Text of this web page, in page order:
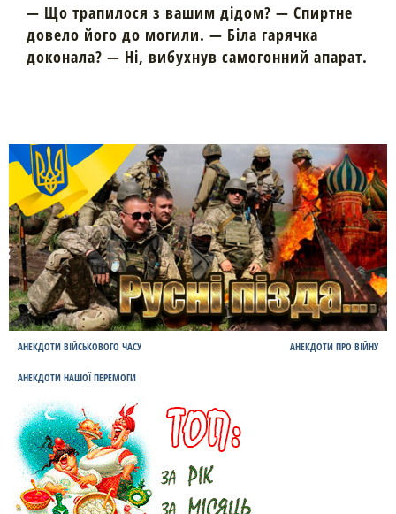
— Що трапилося з вашим дідом? — Спиртне
довело його до могили. — Біла гарячка
доконала? — Ні, вибухнув самогонний апарат.
АНЕКДОТИ ВІЙСЬКОВОГО ЧАСУ АНЕКДОТИ ПРО ВІЙНУ
АНЕКДОТИ НАШОЇ ПЕРЕМОГИ